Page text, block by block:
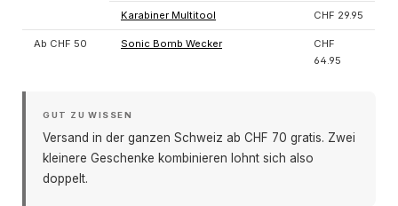
Karabiner Multitool CHF 29.95
Ab CHF 50 Sonic Bomb Wecker
CHF
64.95
GUT ZU WISSEN
Versand in der ganzen Schweiz ab CHF 70 gratis. Zwei
kleinere Geschenke kombinieren lohnt sich also
doppelt.